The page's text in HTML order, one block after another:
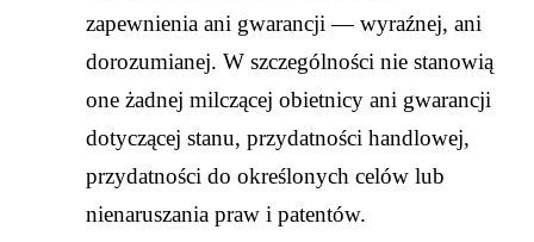
zapewnienia ani gwarancji — wyraźnej, ani
dorozumianej. W szczególności nie stanowią
one żadnej milczącej obietnicy ani gwarancji
dotyczącej stanu, przydatności handlowej,
przydatności do określonych celów lub
nienaruszania praw i patentów.